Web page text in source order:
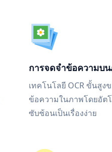
การจดจำข้อความบ
เทคโนโลยี OCR ขั้นสูง
ข้อความในภาพโดยอัต
ซับซ้อนเป็นเรื่องง่าย